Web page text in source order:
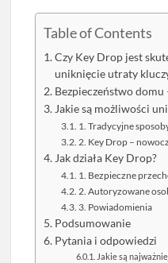
Table of Contents
Czy Key Drop jest
uniknięcie utraty
Bezpieczeństwo
Jakie są możliwości
1. Tradycyjne
2. Key Drop –
Jak działa Key Drop?
1. Bezpieczne
2. Autoryzowane
3. Powiadomienia
Podsumowanie
Pytania i odpowiedzi
Jakie są